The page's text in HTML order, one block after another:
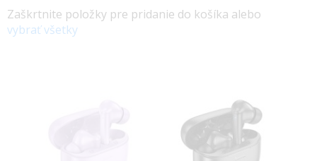
Zaškrtnite položky pre pridanie do košíka alebo
vybrať všetky